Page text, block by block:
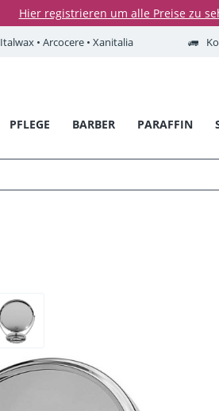
Hier registrieren um alle Preise zu
• Arcocere • Xanitalia
PFLEGE BARBER PARAFFIN